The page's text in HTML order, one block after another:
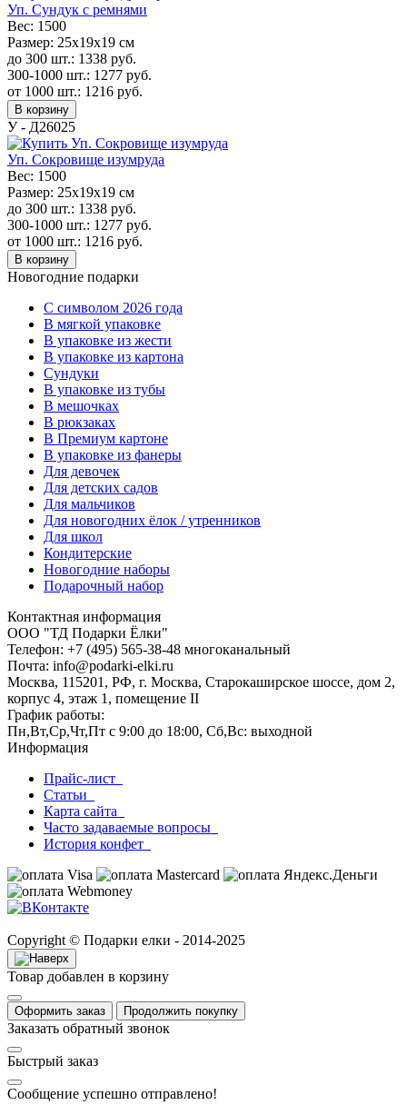
Уп. Сундук с ремнями
Вес: 1500
Размер: 25х19х19 см
до 300 шт.: 1338 руб.
300-1000 шт.: 1277 руб.
от 1000 шт.: 1216 руб.
В корзину
У - Д26025
Уп. Сокровище изумруда
Вес: 1500
Размер: 25х19х19 см
до 300 шт.: 1338 руб.
300-1000 шт.: 1277 руб.
от 1000 шт.: 1216 руб.
В корзину
Новогодние подарки
C символом 2026 года
В мягкой упаковке
В упаковке из жести
В упаковке из картона
Сундуки
В упаковке из тубы
В мешочках
В рюкзаках
В Премиум картоне
В упаковке из фанеры
Для девочек
Для детских садов
Для мальчиков
Для новогодних ёлок / утренников
Для школ
Кондитерские
Новогодние наборы
Подарочный набор
Контактная информация
ООО "ТД Подарки Ёлки"
Телефон: +7 (495) 565-38-48 многоканальный
Почта: info@podarki-elki.ru
Москва, 115201, РФ, г. Москва, Старокаширское шоссе, дом 2,
корпус 4, этаж 1, помещение II
График работы:
Пн,Вт,Ср,Чт,Пт с 9:00 до 18:00, Сб,Вс: выходной
Информация
Прайс-лист
Статьи
Карта сайта
Часто задаваемые вопросы
История конфет
Copyright © Подарки елки - 2014-2025
Товар добавлен в корзину
Оформить заказ Продолжить покупку
Заказать обратный звонок
Быстрый заказ
Сообщение успешно отправлено!